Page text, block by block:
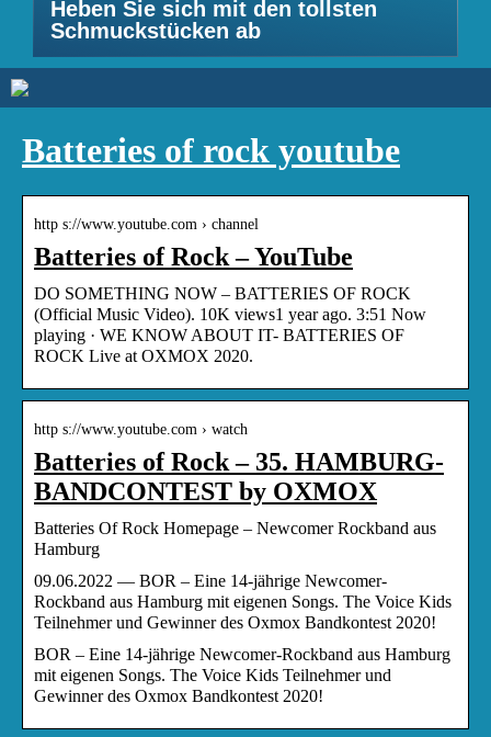
Heben Sie sich mit den tollsten
Schmuckstücken ab
Batteries of rock youtube
http s://www.youtube.com › channel
Batteries of Rock – YouTube
DO SOMETHING NOW – BATTERIES OF ROCK
(Official Music Video). 10K views1 year ago. 3:51 Now
playing · WE KNOW ABOUT IT- BATTERIES OF
ROCK Live at OXMOX 2020.
http s://www.youtube.com › watch
Batteries of Rock – 35. HAMBURG-
BANDCONTEST by OXMOX
Batteries Of Rock Homepage – Newcomer Rockband aus
Hamburg
09.06.2022 — BOR – Eine 14-jährige Newcomer-
Rockband aus Hamburg mit eigenen Songs. The Voice Kids
Teilnehmer und Gewinner des Oxmox Bandkontest 2020!
BOR – Eine 14-jährige Newcomer-Rockband aus Hamburg
mit eigenen Songs. The Voice Kids Teilnehmer und
Gewinner des Oxmox Bandkontest 2020!